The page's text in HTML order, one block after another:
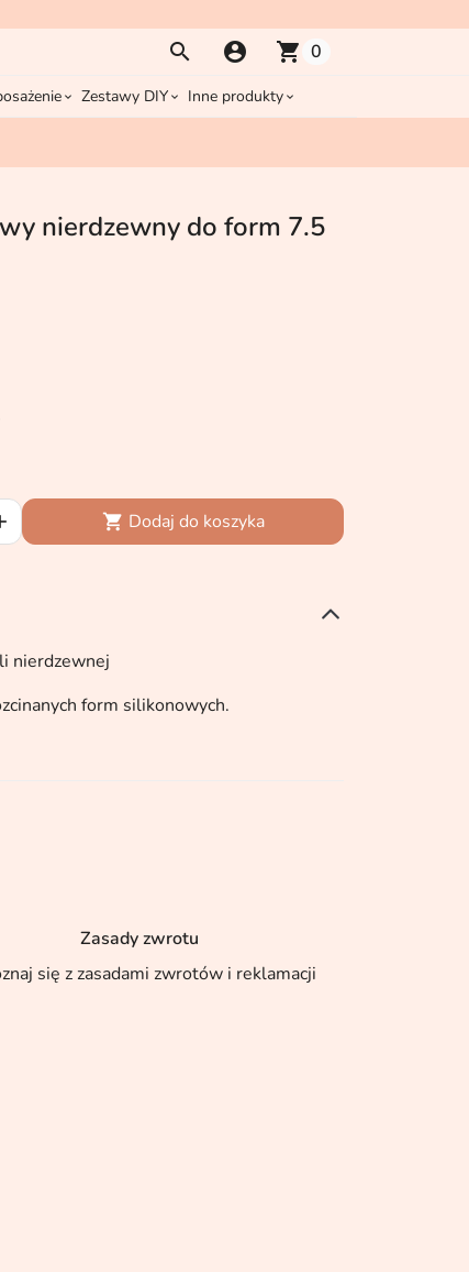
account_circle shopping_cart 0
Zestawy DIY Inne produkty
nierdzewny do form 7.5
 Dodaj do koszyka
nierdzewnej
form silikonowych.
Zasady zwrotu
się z zasadami zwrotów i reklamacji